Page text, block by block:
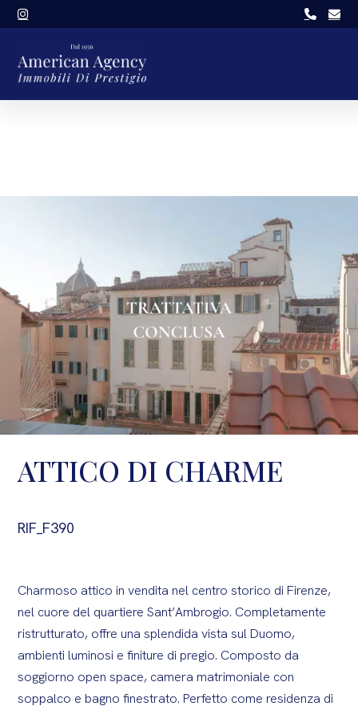
ATTICO DI CHARME
RIF_F390
Charmoso attico in vendita nel centro storico di Firenze,
nel cuore del quartiere Sant’Ambrogio. Completamente
ristrutturato, offre una splendida vista sul Duomo,
ambienti luminosi e finiture di pregio. Composto da
soggiorno open space, camera matrimoniale con
soppalco e bagno finestrato. Perfetto come residenza di